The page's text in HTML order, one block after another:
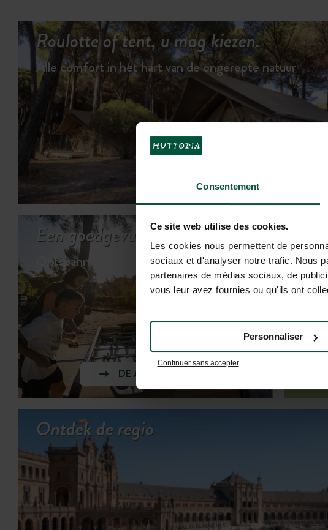
Consentement
Ce site web utilise des cookies.
Les cookies nous permettent de
sociaux et d'analyser notre trafic. Nous
partenaires de médias sociaux, de
vous leur avez fournies ou qu'ils ont
Continuer sans accepter
Personnaliser
Roulotte of tent, u mag kiezen.
Alle comfort in het hart van de ongerepte natuur
Een goedgevulde vakantie
Ontspanning, gezelligheid en spelletjes
DE ACTIVITEITEN BEKIJKEN
Ontdek de regio